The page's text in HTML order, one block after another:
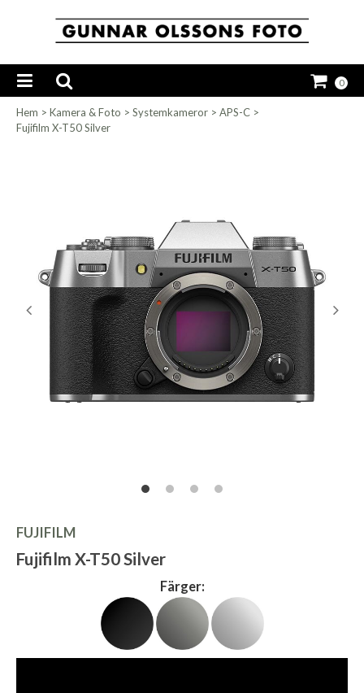
0
Hem > Kamera & Foto > Systemkameror > APS-C >
Fujifilm X-T50 Silver
FUJIFILM
Fujifilm X-T50 Silver
Färger: